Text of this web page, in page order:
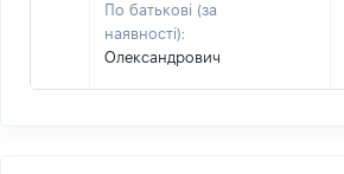
По батькові (за
наявності):
Олександрович